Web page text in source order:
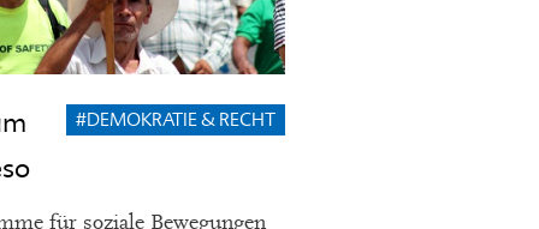
#DEMOKRATIE & RECHT
für soziale Bewegungen